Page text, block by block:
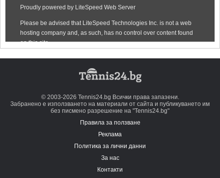
© 2003-2026 Tennis24.bg Всички права запазени.
Забранено е използването на материали от сайта и публикуването им
без писмено разрешение на "Tennis24.bg"
Правила за ползване
Реклама
Политика за лични данни
За нас
Контакти